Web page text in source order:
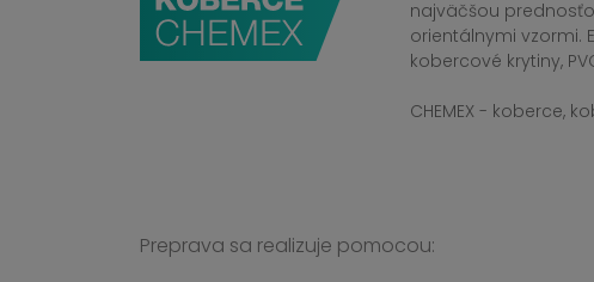
najväčšou
orientálnymi vzormi.
kobercové krytiny,
CHEMEX - koberce,
Preprava sa realizuje pomocou: